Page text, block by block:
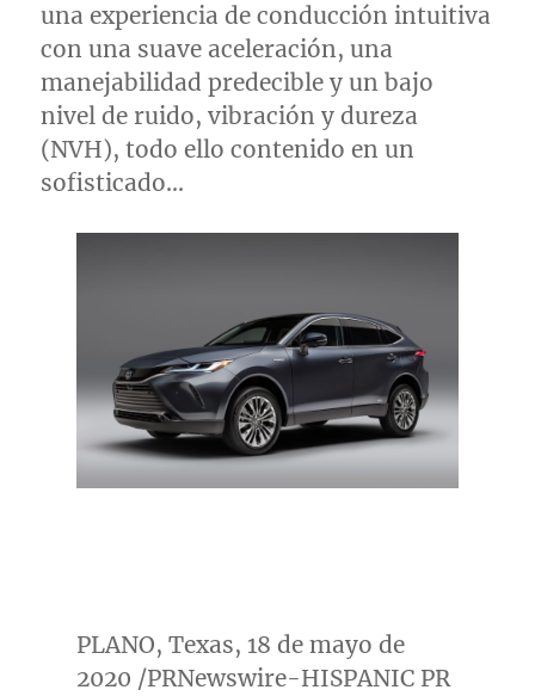
una experiencia de conducción intuitiva
con una suave aceleración, una
manejabilidad predecible y un bajo
nivel de ruido, vibración y dureza
(NVH), todo ello contenido en un
sofisticado…
PLANO, Texas, 18 de mayo de
2020 /PRNewswire-HISPANIC PR